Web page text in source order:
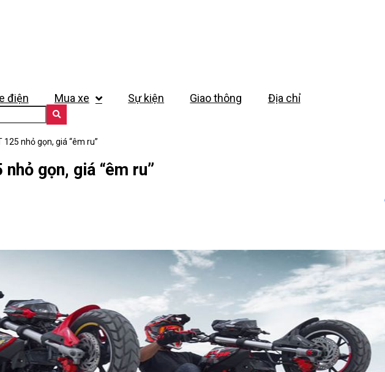
điện Mua xe Sự kiện Giao thông Địa chỉ
125 nhỏ gọn, giá “êm ru”
gọn, giá “êm ru”